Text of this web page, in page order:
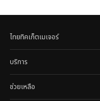
ไทยทิคเก็ตเมเจอร์
บริการ
ช่วยเหลือ